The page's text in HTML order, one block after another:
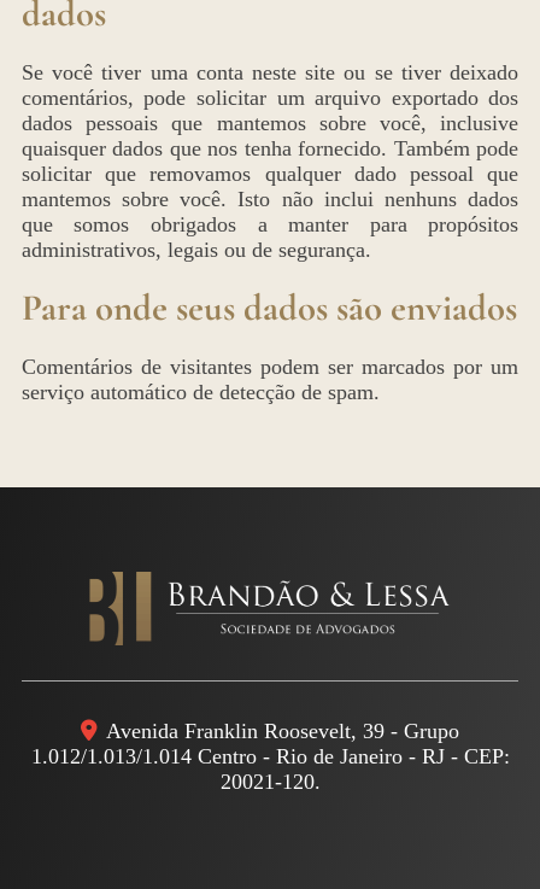
dados
Se você tiver uma conta neste site ou se tiver deixado
comentários, pode solicitar um arquivo exportado dos
dados pessoais que mantemos sobre você, inclusive
quaisquer dados que nos tenha fornecido. Também pode
solicitar que removamos qualquer dado pessoal que
mantemos sobre você. Isto não inclui nenhuns dados
que somos obrigados a manter para propósitos
administrativos, legais ou de segurança.
Para onde seus dados são enviados
Comentários de visitantes podem ser marcados por um
serviço automático de detecção de spam.
Avenida Franklin Roosevelt, 39 - Grupo
1.012/1.013/1.014 Centro - Rio de Janeiro - RJ - CEP:
20021-120.